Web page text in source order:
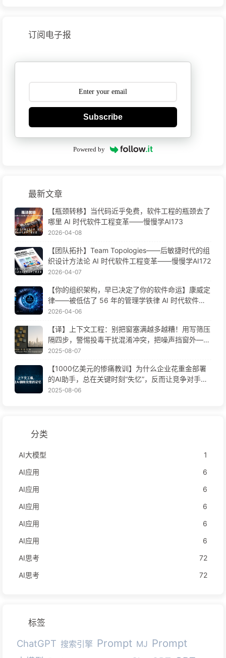
订阅电子报
Subscribe
Powered by
最新文章
【瓶颈转移】当代码近乎免费，软件工程的瓶颈去了
哪里 AI 时代软件工程变革——慢慢学AI173
2026-04-08
【团队拓扑】Team Topologies——后敏捷时代的组
织设计方法论 AI 时代软件工程变革——慢慢学AI172
2026-04-07
【你的组织架构，早已决定了你的软件命运】康威定
律——被低估了 56 年的管理学铁律 AI 时代软件工
程变革——慢慢学AI171
2026-04-06
【译】上下文工程：别把窗塞满越多越糟！用写筛压
隔四步，警惕投毒干扰混淆冲突，把噪声挡窗外——
慢慢学AI170
2025-08-07
【1000亿美元的惨痛教训】为什么企业花重金部署
的AI助手，总在关键时刻“失忆”，反而让竞争对手实
现90%性能提升？——慢慢学AI169
2025-08-06
分类
AI大模型
1
AI应用
6
AI应用
6
AI应用
6
AI应用
6
AI应用
6
AI思考
72
AI思考
72
标签
ChatGPT 搜索引擎 Prompt MJ Prompt